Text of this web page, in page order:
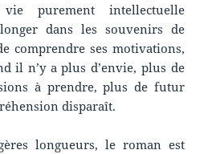
purement intellectuelle
dans les souvenirs de
comprendre ses motivations,
il n’y a plus d’envie, plus de
à prendre, plus de futur
disparaît.
longueurs, le roman est